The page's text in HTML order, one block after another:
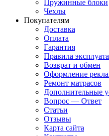
Пружинные блоки
Чехлы
Покупателям
Доставка
Оплата
Гарантия
Правила
Возврат и обмен
Оформление
Ремонт матрасов
Дополнительные
Вопрос — Ответ
Статьи
Отзывы
Карта сайта